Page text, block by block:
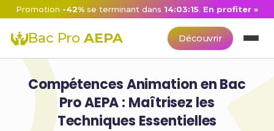
Promotion -42%se terminant dans 14:03:14. En profiter »
Bac Pro AEPA Découvrir
Compétences Animation en Bac
Pro AEPA : Maîtrisez les
Techniques Essentielles